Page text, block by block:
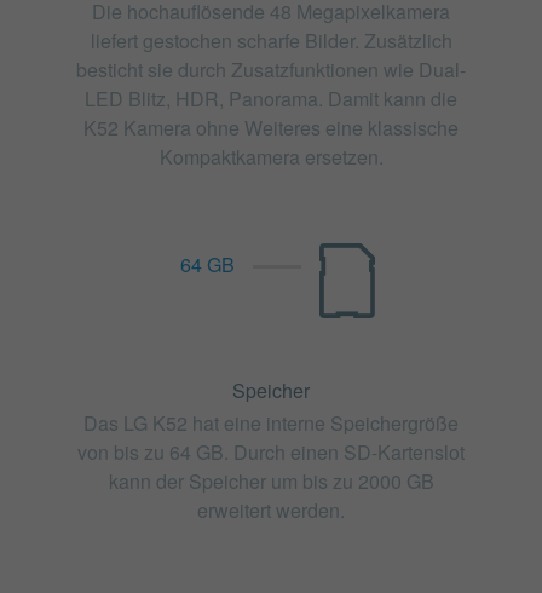
Die hochauflösende 48 Megapixelkamera
liefert gestochen scharfe Bilder. Zusätzlich
besticht sie durch Zusatzfunktionen wie Dual-
LED Blitz, HDR, Panorama. Damit kann die
K52 Kamera ohne Weiteres eine klassische
Kompaktkamera ersetzen.
64 GB
Speicher
Das LG K52 hat eine interne Speichergröße
von bis zu 64 GB. Durch einen SD-Kartenslot
kann der Speicher um bis zu 2000 GB
erweitert werden.